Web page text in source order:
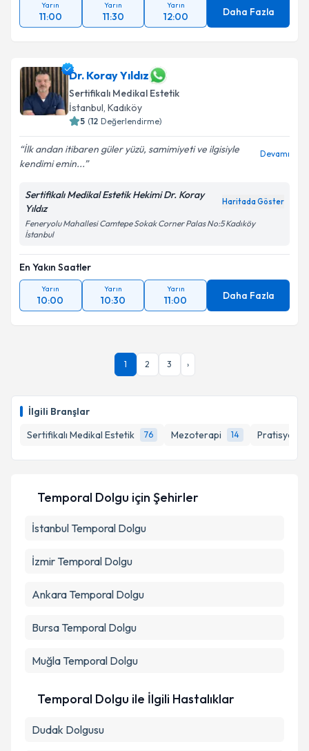
İlgili Branşlar
Sertifikalı Medikal Estetik
76 Mezoterapi 14 Pratisyen
Yarın
11:00
Yarın
11:30
Yarın
12:00 Daha Fazla
Dr. Koray Yıldız
Sertifikalı Medikal Estetik
İstanbul, Kadıköy
5 (12 Değerlendirme)
İlk andan itibaren güler yüzü, samimiyeti ve ilgisiyle
kendimi emin...
Devamı
Sertifikalı Medikal Estetik Hekimi Dr. Koray
Yıldız
Haritada Göster
Feneryolu Mahallesi Camtepe Sokak Corner Palas No:5 Kadıköy
İstanbul
En Yakın Saatler
Yarın
10:00
Yarın
10:30
Yarın
11:00 Daha Fazla
1 2 3 ›
Temporal Dolgu için Şehirler
İstanbul Temporal Dolgu
İzmir Temporal Dolgu
Ankara Temporal Dolgu
Bursa Temporal Dolgu
Muğla Temporal Dolgu
Temporal Dolgu ile İlgili Hastalıklar
Dudak Dolgusu